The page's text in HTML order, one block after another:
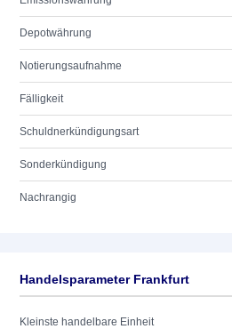
Depotwährung
Notierungsaufnahme
Fälligkeit
Schuldnerkündigungsart
Sonderkündigung
Nachrangig
Handelsparameter Frankfurt
Kleinste handelbare Einheit